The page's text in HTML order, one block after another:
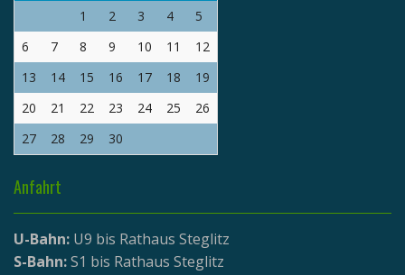
1 2 3 4
5
6
7 8 9 10 11
12
13
14 15 16 17 18
19
20
21 22 23 24 25
26
27
28 29 30
Anfahrt
U-Bahn: U9 bis Rathaus Steglitz
S-Bahn:S1 bis Rathaus Steglitz